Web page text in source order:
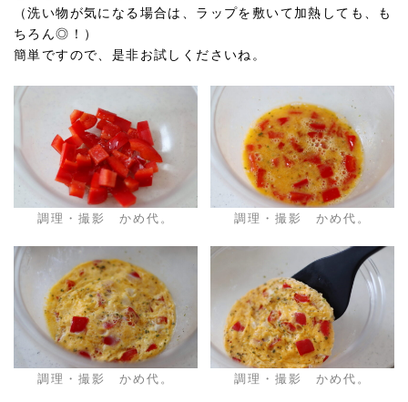
（洗い物が気になる場合は、ラップを敷いて加熱しても、も
ちろん◎！）
簡単ですので、是非お試しくださいね。
調理・撮影 かめ代。 調理・撮影 かめ代。
調理・撮影 かめ代。 調理・撮影 かめ代。